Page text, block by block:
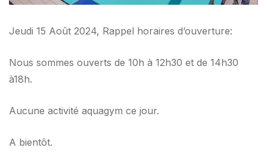
Jeudi 15 Août 2024, Rappel horaires d’ouverture:
Nous sommes ouverts de 10h à 12h30 et de 14h30
à18h.
Aucune activité aquagym ce jour.
A bientôt.